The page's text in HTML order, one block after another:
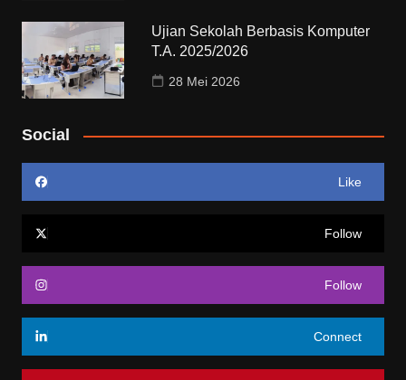
Ujian Sekolah Berbasis Komputer
T.A. 2025/2026
28 Mei 2026
Social
Like
Follow
Follow
Connect